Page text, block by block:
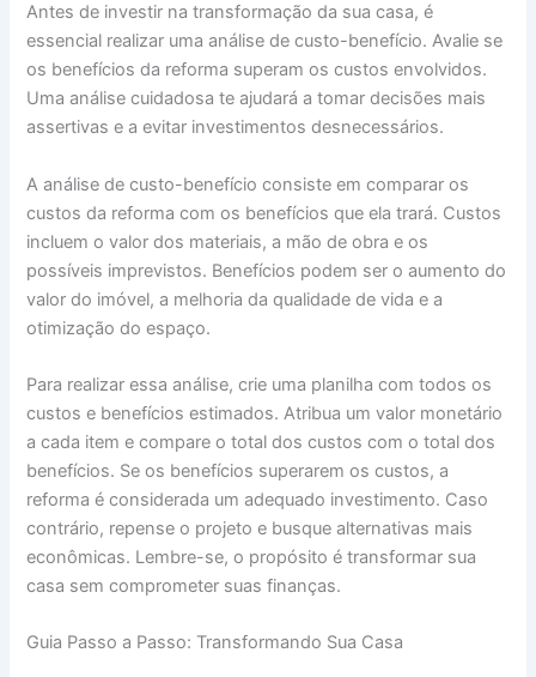
Antes de investir na transformação da sua casa, é
essencial realizar uma análise de custo-benefício. Avalie se
os benefícios da reforma superam os custos envolvidos.
Uma análise cuidadosa te ajudará a tomar decisões mais
assertivas e a evitar investimentos desnecessários.
A análise de custo-benefício consiste em comparar os
custos da reforma com os benefícios que ela trará. Custos
incluem o valor dos materiais, a mão de obra e os
possíveis imprevistos. Benefícios podem ser o aumento do
valor do imóvel, a melhoria da qualidade de vida e a
otimização do espaço.
Para realizar essa análise, crie uma planilha com todos os
custos e benefícios estimados. Atribua um valor monetário
a cada item e compare o total dos custos com o total dos
benefícios. Se os benefícios superarem os custos, a
reforma é considerada um adequado investimento. Caso
contrário, repense o projeto e busque alternativas mais
econômicas. Lembre-se, o propósito é transformar sua
casa sem comprometer suas finanças.
Guia Passo a Passo: Transformando Sua Casa